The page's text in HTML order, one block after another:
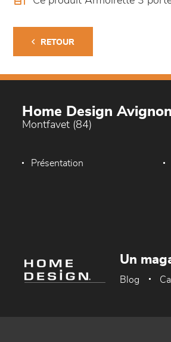
RETOUR
Home Design Avignon
Montfavet (84)
Présentation
Un
Blog